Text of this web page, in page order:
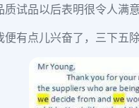
质试品以后表明很令人满
便有点儿兴奋了，三下五